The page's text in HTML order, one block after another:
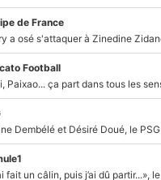
de France
Football